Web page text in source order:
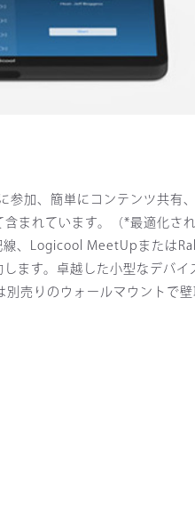
参加、簡単にコンテンツ共有
まれています。（*最適化さ
線、Logicool MeetUpまたは
ます。卓越した小型なデバイ
売りのウォールマウントで